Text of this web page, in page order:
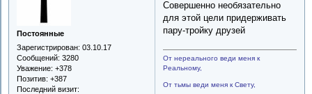
Постоянные
Зарегистрирован: 03.10.17
Сообщений: 3280
Уважение: +378
Позитив: +387
Последний визит:
Совершенно необязательно
для этой цели придерживать
пару-тройку друзей
От нереального веди меня к
Реальному,
От тьмы веди меня к Свету,